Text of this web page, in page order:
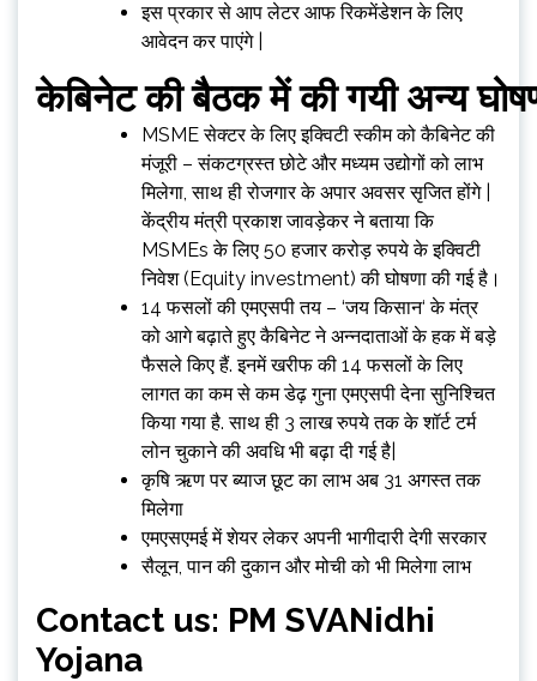
इस प्रकार से आप लेटर आफ रिकमेंडेशन के लिए
आवेदन कर पाएंगे |
केबिनेट की बैठक में की गयी अन्य
MSME सेक्टर के लिए इक्विटी स्कीम को कैबिनेट की
मंजूरी – संकटग्रस्त छोटे और मध्यम उद्योगों को लाभ
मिलेगा, साथ ही रोजगार के अपार अवसर सृजित होंगे |
केंद्रीय मंत्री प्रकाश जावड़ेकर ने बताया कि
MSMEs के लिए 50 हजार करोड़ रुपये के इक्विटी
निवेश (Equity investment) की घोषणा की गई है।
14 फसलों की एमएसपी तय – ‘जय किसान‘ के मंत्र
को आगे बढ़ाते हुए कैबिनेट ने अन्नदाताओं के हक में बड़े
फैसले किए हैं. इनमें खरीफ की 14 फसलों के लिए
लागत का कम से कम डेढ़ गुना एमएसपी देना सुनिश्चित
किया गया है. साथ ही 3 लाख रुपये तक के शॉर्ट टर्म
लोन चुकाने की अवधि भी बढ़ा दी गई है|
कृषि ऋण पर ब्याज छूट का लाभ अब 31 अगस्त तक
मिलेगा
एमएसएमई में शेयर लेकर अपनी भागीदारी देगी सरकार
सैलून, पान की दुकान और मोची को भी मिलेगा लाभ
Contact us: PM SVANidhi
Yojana